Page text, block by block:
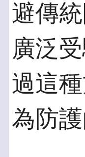
避傳
廣泛
過這
為防